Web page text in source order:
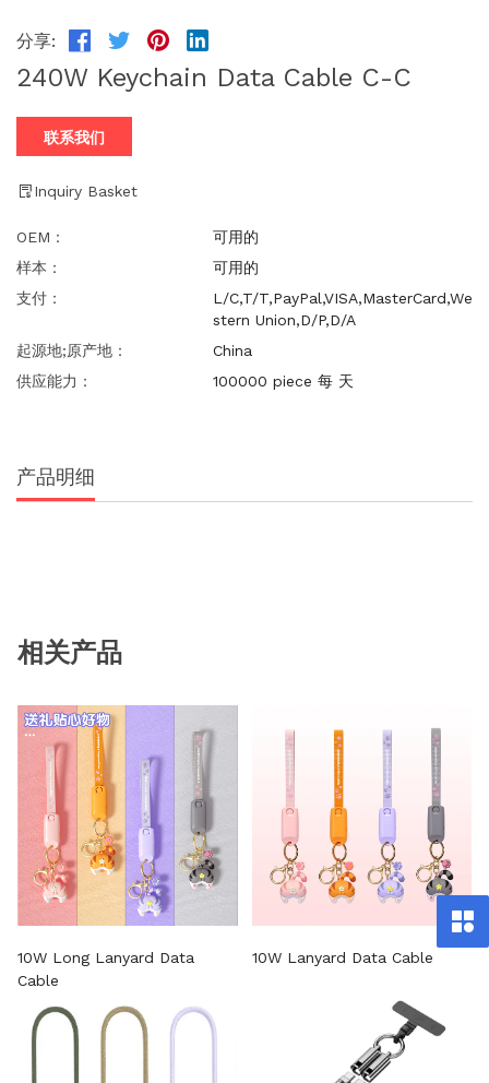
分享:
240W Keychain Data Cable C-C
联系我们
Inquiry Basket
OEM：
可用的
样本：
可用的
支付：
L/C,T/T,PayPal,VISA,MasterCard,We
stern Union,D/P,D/A
起源地;原产地：
China
供应能力：
100000 piece 每 天
产品明细
相关产品
10W Long Lanyard Data
Cable
10W Lanyard Data Cable